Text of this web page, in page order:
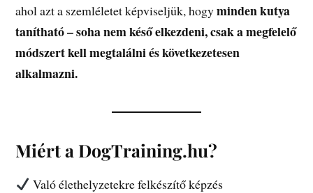
ahol azt a szemléletet képviseljük, hogyminden kutya
tanítható – soha nem késő elkezdeni, csak a megfelelő
módszert kell megtalálni és következetesen
alkalmazni.
Miért a DogTraining.hu?
Való élethelyzetekre felkészítő képzés